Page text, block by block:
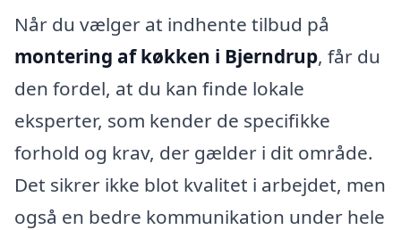
Når du vælger at indhente tilbud på
montering af køkken i Bjerndrup, får du
den fordel, at du kan finde lokale
eksperter, som kender de specifikke
forhold og krav, der gælder i dit område.
Det sikrer ikke blot kvalitet i arbejdet, men
også en bedre kommunikation under hele